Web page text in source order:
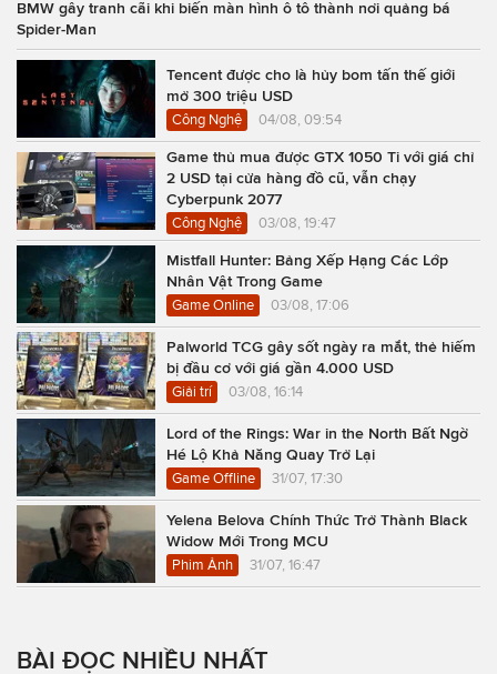
BMW gây tranh cãi khi biến màn hình ô tô thành nơi quảng bá
Spider-Man
Tencent được cho là hủy bom tấn thế giới
mở 300 triệu USD
Công Nghệ 04/08, 09:54
Game thủ mua được GTX 1050 Ti với giá chỉ
2 USD tại cửa hàng đồ cũ, vẫn chạy
Cyberpunk 2077
Công Nghệ 03/08, 19:47
Mistfall Hunter: Bảng Xếp Hạng Các Lớp
Nhân Vật Trong Game
Game Online 03/08, 17:06
Palworld TCG gây sốt ngày ra mắt, thẻ hiếm
bị đầu cơ với giá gần 4.000 USD
Giải trí 03/08, 16:14
Lord of the Rings: War in the North Bất Ngờ
Hé Lộ Khả Năng Quay Trở Lại
Game Offline 31/07, 17:30
Yelena Belova Chính Thức Trở Thành Black
Widow Mới Trong MCU
Phim Ảnh 31/07, 16:47
BÀI ĐỌC NHIỀU NHẤT